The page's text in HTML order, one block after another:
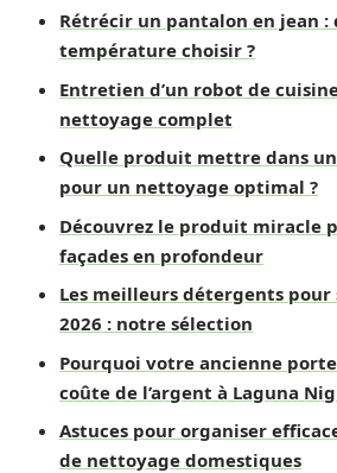
Rétrécir un pantalon en jean :
température choisir ?
Entretien d’un robot de
nettoyage complet
Quelle produit mettre dans
pour un nettoyage optimal ?
Découvrez le produit miracle
façades en profondeur
Les meilleurs détergents pour
2026 : notre sélection
Pourquoi votre ancienne
coûte de l’argent à Laguna
Astuces pour organiser
de nettoyage domestiques